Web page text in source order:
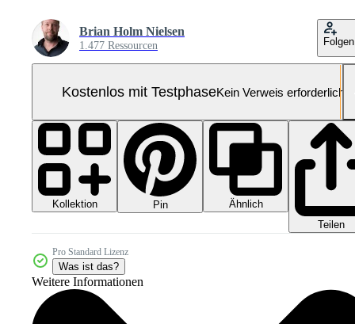
Brian Holm Nielsen
1.477 Ressourcen Folgen
Kostenlos mit TestphaseKein Verweis erforderlich
Kollektion Pin
Ähnlich
Teilen
Pro Standard Lizenz
Was ist das?
Weitere Informationen